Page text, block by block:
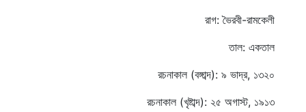
রাগ: ভৈরবী-রামকেলী
তাল: একতাল
রচনাকাল (বঙ্গাব্দ): ৯ ভাদ্র, ১৩২০
রচনাকাল (খৃষ্টাব্দ): ২৫ অগাস্ট, ১৯১৩